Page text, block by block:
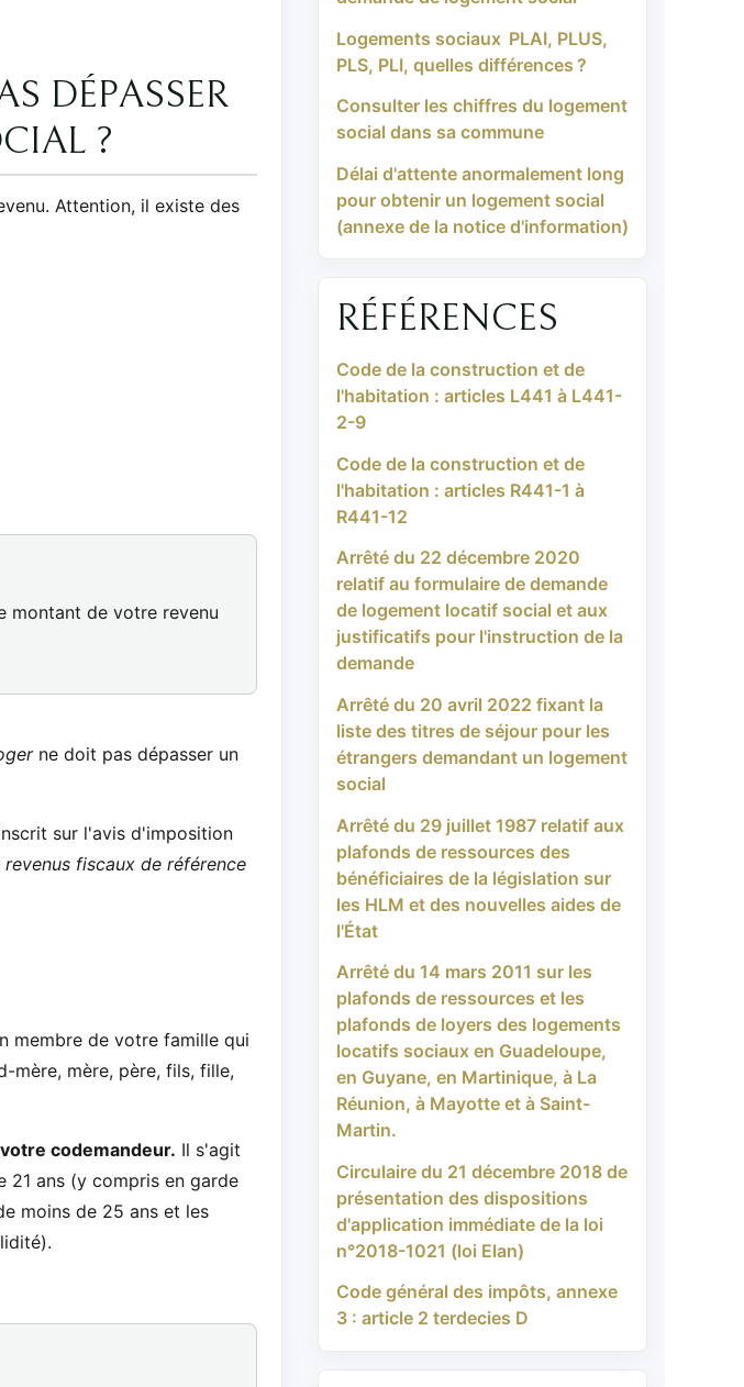
DÉPASSER
?
Attention, il existe des
montant de votre revenu
ne doit pas dépasser un
sur l'avis d'imposition
revenus fiscaux de référence
membre de votre famille qui
mère, mère, père, fils, fille,
codemandeur. Il s'agit
21 ans (y compris en garde
moins de 25 ans et les
Logements sociaux PLAI, PLUS,
PLS, PLI, quelles différences ?
Consulter les chiffres du logement
social dans sa commune
Délai d'attente anormalement long
pour obtenir un logement social
(annexe de la notice d'information)
RÉFÉRENCES
Code de la construction et de
l'habitation : articles L441 à L441-
2-9
Code de la construction et de
l'habitation : articles R441-1 à
R441-12
Arrêté du 22 décembre 2020
relatif au formulaire de demande
de logement locatif social et aux
justificatifs pour l'instruction de la
demande
Arrêté du 20 avril 2022 fixant la
liste des titres de séjour pour les
étrangers demandant un logement
social
Arrêté du 29 juillet 1987 relatif aux
plafonds de ressources des
bénéficiaires de la législation sur
les HLM et des nouvelles aides de
l'État
Arrêté du 14 mars 2011 sur les
plafonds de ressources et les
plafonds de loyers des logements
locatifs sociaux en Guadeloupe,
en Guyane, en Martinique, à La
Réunion, à Mayotte et à Saint-
Martin.
Circulaire du 21 décembre 2018 de
présentation des dispositions
d'application immédiate de la loi
n°2018-1021 (loi Elan)
Code général des impôts, annexe
3 : article 2 terdecies D